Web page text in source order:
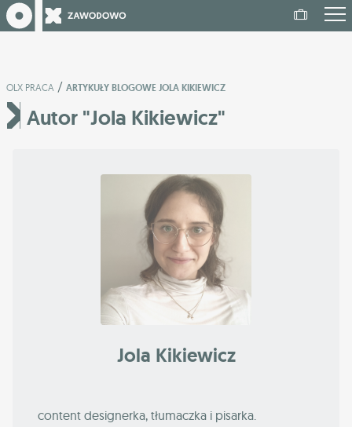
OLX PRACA / ARTYKUŁY BLOGOWE JOLA KIKIEWICZ
Autor "Jola Kikiewicz"
Jola Kikiewicz
content designerka, tłumaczka i pisarka.